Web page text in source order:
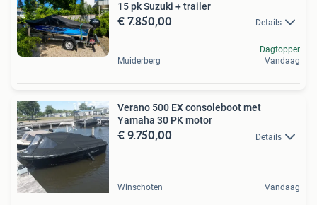
15 pk Suzuki + trailer
€ 7.850,00 Details
Muiderberg
Dagtopper
Vandaag
Verano 500 EX consoleboot met
Yamaha 30 PK motor
€ 9.750,00 Details
Winschoten Vandaag